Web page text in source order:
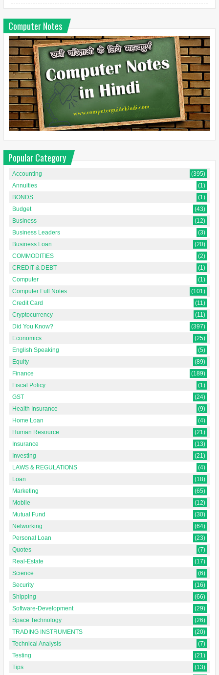
Computer Notes
Popular Category
Accounting
(395)
Annuities
(1)
BONDS
(1)
Budget
(43)
Business
(12)
Business Leaders
(3)
Business Loan
(20)
COMMODITIES
(2)
CREDIT & DEBT
(1)
Computer
(1)
Computer Full Notes
(101)
Credit Card
(11)
Cryptocurrency
(11)
Did You Know?
(397)
Economics
(25)
English Speaking
(5)
Equity
(89)
Finance
(189)
Fiscal Policy
(1)
GST
(24)
Health Insurance
(9)
Home Loan
(4)
Human Resource
(21)
Insurance
(13)
Investing
(21)
LAWS & REGULATIONS
(4)
Loan
(18)
Marketing
(65)
Mobile
(12)
Mutual Fund
(30)
Networking
(64)
Personal Loan
(23)
Quotes
(7)
Real-Estate
(17)
Science
(6)
Security
(16)
Shipping
(66)
Software-Development
(29)
Space Technology
(26)
TRADING INSTRUMENTS
(20)
Technical Analysis
(7)
Testing
(21)
Tips
(13)